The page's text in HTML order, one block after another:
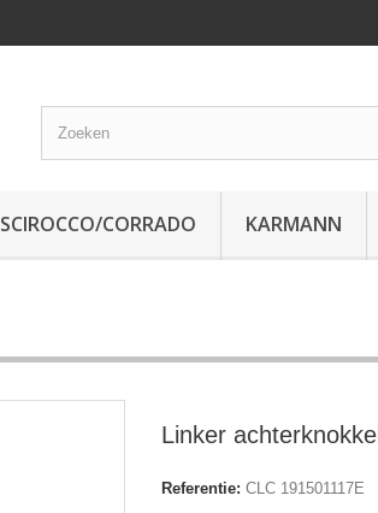
SCIROCCO/CORRADO KARMANN
Linker achterknokkel
Referentie: CLC 191501117E